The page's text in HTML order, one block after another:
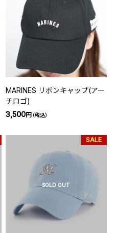
MARINES リボンキャップ(アー
チロゴ)
3,500円（税込）
SOLD OUT
SALE